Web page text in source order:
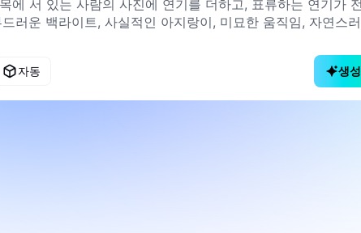
자동 생성